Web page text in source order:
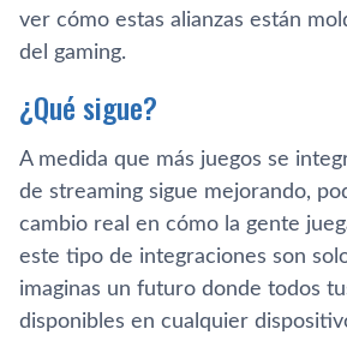
ver cómo estas alianzas están
del gaming.
¿Qué sigue?
A medida que más juegos se
de streaming sigue mejorando,
cambio real en cómo la gente
este tipo de integraciones son
imaginas un futuro donde todos
disponibles en cualquier